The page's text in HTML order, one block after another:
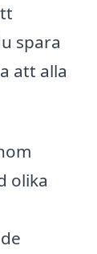
spara
att alla
olika